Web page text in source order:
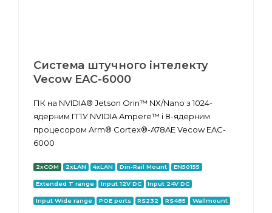
Система штучного інтелекту
Vecow EAC-6000
ПК на NVIDIA® Jetson Orin™ NX/Nano з 1024-
ядерним ГПУ NVIDIA Ampere™ і 8-ядерним
процесором Arm® Cortex®-A78AE Vecow EAC-
6000
2xCOM 2xLAN 4xLAN Din-Rail Mount EN50155
Extended T range Input 12V DC Input 24V DC
Input Wide range POE ports RS232 RS485 Wallmount